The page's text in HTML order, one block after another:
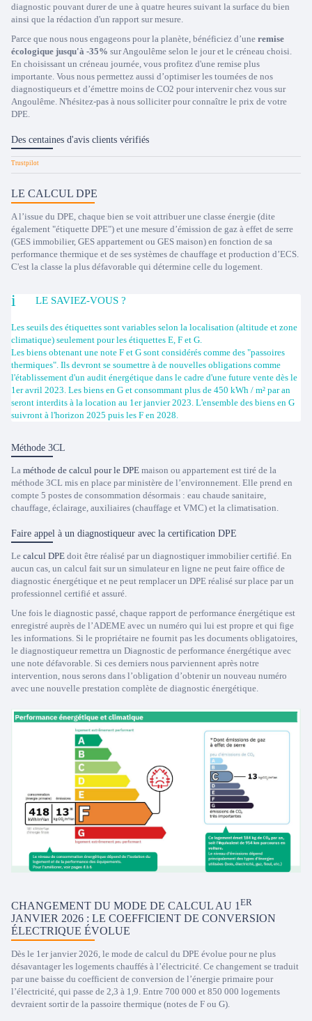
diagnostic pouvant durer de une à quatre heures suivant la surface du bien
ainsi que la rédaction d'un rapport sur mesure.
Parce que nous nous engageons pour la planète, bénéficiez d’une remise
écologique jusqu'à -35% sur Angoulême selon le jour et le créneau choisi.
En choisissant un créneau journée, vous profitez d'une remise plus
importante. Vous nous permettez aussi d’optimiser les tournées de nos
diagnostiqueurs et d’émettre moins de CO2 pour intervenir chez vous sur
Angoulême. N'hésitez-pas à nous solliciter pour connaître le prix de votre
DPE.
Des centaines d'avis clients vérifiés
Trustpilot
LE CALCUL DPE
A l’issue du DPE, chaque bien se voit attribuer une classe énergie (dite
également "étiquette DPE") et une mesure d’émission de gaz à effet de serre
(GES immobilier, GES appartement ou GES maison) en fonction de sa
performance thermique et de ses systèmes de chauffage et production d’ECS.
C'est la classe la plus défavorable qui détermine celle du logement.
LE SAVIEZ-VOUS ?
Les seuils des étiquettes sont variables selon la localisation (altitude et zone
climatique) seulement pour les étiquettes E, F et G.
Les biens obtenant une note F et G sont considérés comme des "passoires
thermiques". Ils devront se soumettre à de nouvelles obligations comme
l'établissement d'un audit énergétique dans le cadre d'une future vente dès le
1er avril 2023. Les biens en G et consommant plus de 450 kWh / m² par an
seront interdits à la location au 1er janvier 2023. L'ensemble des biens en G
suivront à l'horizon 2025 puis les F en 2028.
Méthode 3CL
La méthode de calcul pour le DPE maison ou appartement est tiré de la
méthode 3CL mis en place par ministère de l’environnement. Elle prend en
compte 5 postes de consommation désormais : eau chaude sanitaire,
chauffage, éclairage, auxiliaires (chauffage et VMC) et la climatisation.
Faire appel à un diagnostiqueur avec la certification DPE
Le calcul DPE doit être réalisé par un diagnostiquer immobilier certifié. En
aucun cas, un calcul fait sur un simulateur en ligne ne peut faire office de
diagnostic énergétique et ne peut remplacer un DPE réalisé sur place par un
professionnel certifié et assuré.
Une fois le diagnostic passé, chaque rapport de performance énergétique est
enregistré auprès de l’ADEME avec un numéro qui lui est propre et qui fige
les informations. Si le propriétaire ne fournit pas les documents obligatoires,
le diagnostiqueur remettra un Diagnostic de performance énergétique avec
une note défavorable. Si ces derniers nous parviennent après notre
intervention, nous serons dans l’obligation d’obtenir un nouveau numéro
avec une nouvelle prestation complète de diagnostic énergétique.
CHANGEMENT DU MODE DE CALCUL AU 1 ER
JANVIER 2026 : LE COEFFICIENT DE CONVERSION
ÉLECTRIQUE ÉVOLUE
Dès le 1er janvier 2026, le mode de calcul du DPE évolue pour ne plus
désavantager les logements chauffés à l’électricité. Ce changement se traduit
par une baisse du coefficient de conversion de l’énergie primaire pour
l’électricité, qui passe de 2,3 à 1,9. Entre 700 000 et 850 000 logements
devraient sortir de la passoire thermique (notes de F ou G).